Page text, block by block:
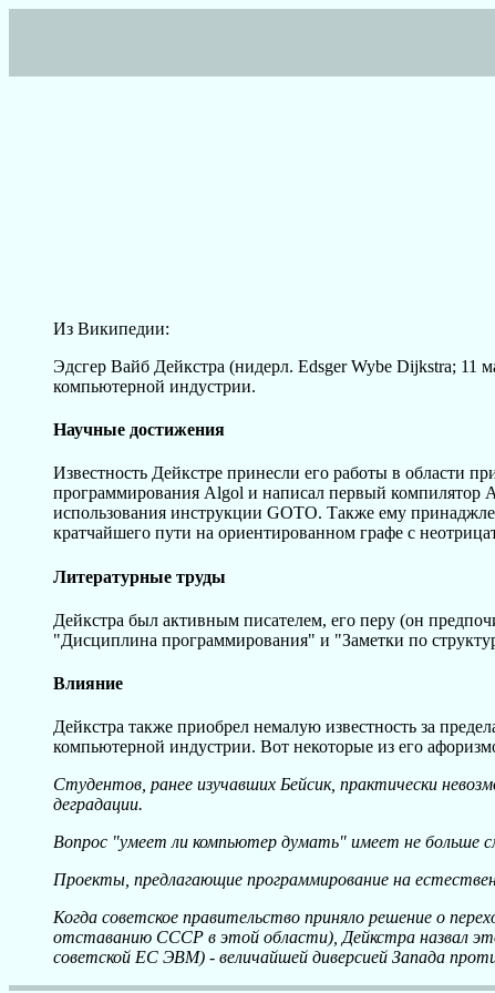
Из Википедии:
Эдсгер Вайб Дейкстра (нидерл. Edsger Wybe Dijkstra; 11
компьютерной индустрии.
Научные достижения
Известность Дейкстре принесли его работы в области
программирования Algol и написал первый компилятор
использования инструкции GOTO. Также ему
кратчайшего пути на ориентированном графе с
Литературные труды
Дейкстра был активным писателем, его перу (он
"Дисциплина программирования" и "Заметки по
Влияние
Дейкстра также приобрел немалую известность за
компьютерной индустрии. Вот некоторые из его
Студентов, ранее изучавших Бейсик, практически
деградации.
Вопрос "умеет ли компьютер думать" имеет не больше
Проекты, предлагающие программирование на
Когда советское правительство приняло решение о
отставанию СССР в этой области), Дейкстра назвал это
советской ЕС ЭВМ) - величайшей диверсией Запада